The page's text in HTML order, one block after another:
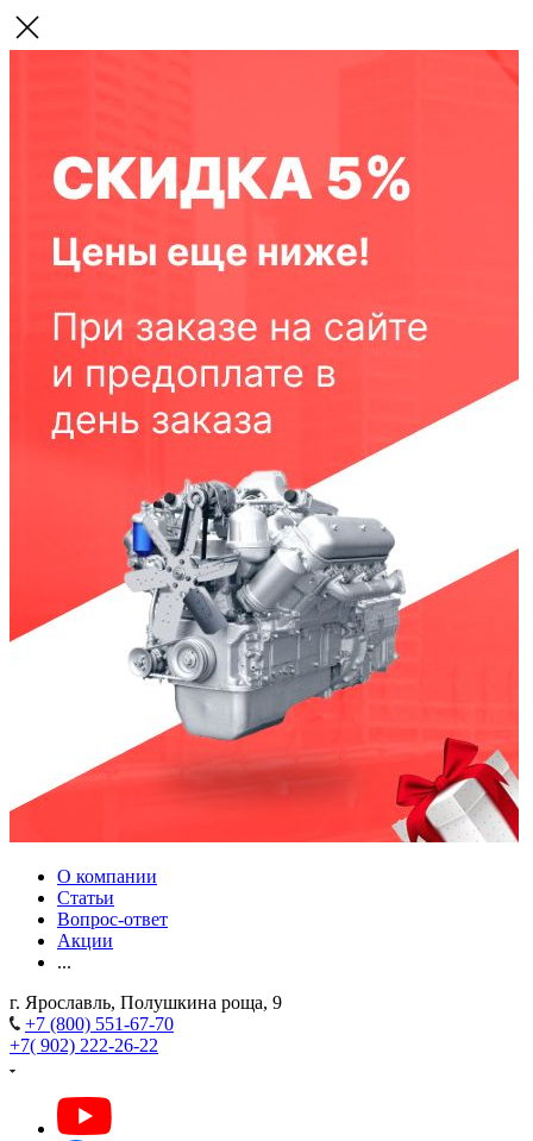
О компании
Статьи
Вопрос-ответ
Акции
...
г. Ярославль, Полушкина роща, 9
+7 (800) 551-67-70
+7( 902) 222-26-22